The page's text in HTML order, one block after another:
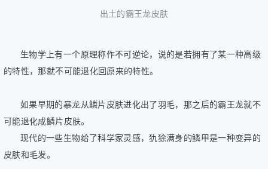
出土的霸王龙皮肤
生物学上有一个原理称作不可逆论，说的是若拥有了某一种高级
的特性，那就不可能退化回原来的特性。
如果早期的暴龙从鳞片皮肤进化出了羽毛，那之后的霸王龙就不
可能退化成鳞片皮肤。
现代的一些生物给了科学家灵感，犰狳满身的鳞甲是一种变异的
皮肤和毛发。